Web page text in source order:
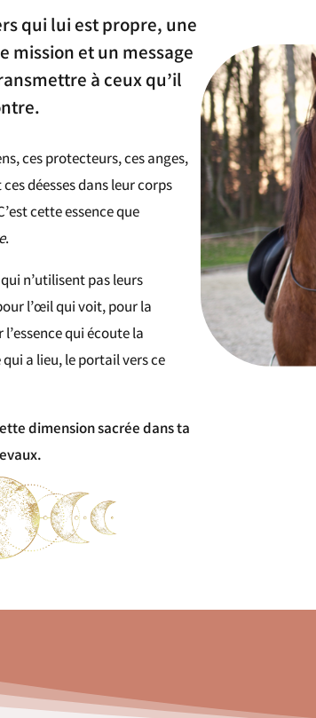
qui lui est propre, une
mission et un message
à ceux qu’il
ces protecteurs, ces anges,
déesses dans leur corps
cette essence que
.
n’utilisent pas leurs
l’œil qui voit, pour la
qui écoute la
a lieu, le portail vers ce
dimension sacrée dans ta